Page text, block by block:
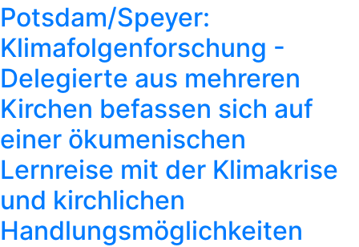
Potsdam/Speyer:
Klimafolgenforschung -
Delegierte aus mehreren
Kirchen befassen sich auf
einer ökumenischen
Lernreise mit der Klimakrise
und kirchlichen
Handlungsmöglichkeiten